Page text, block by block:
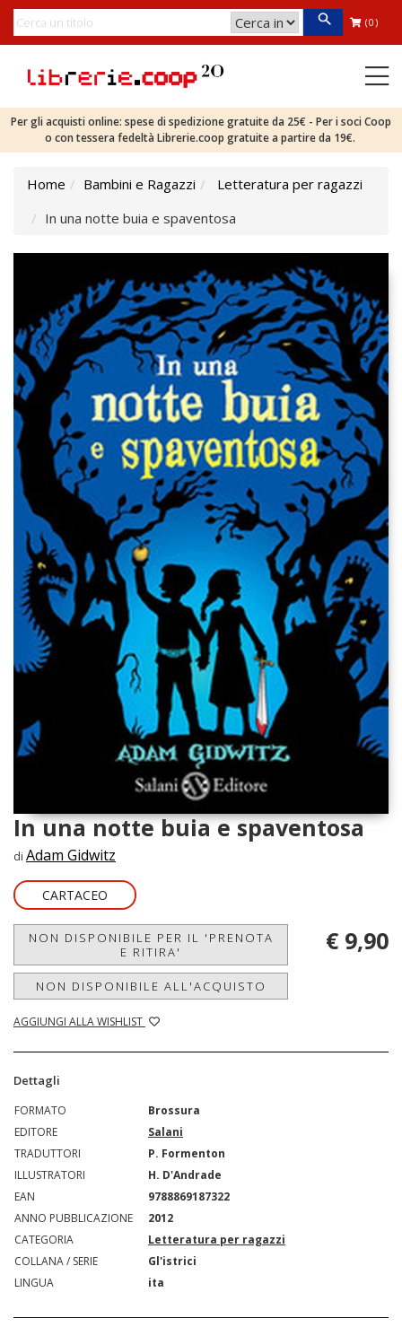
(0)
Per gli acquisti online: spese di spedizione gratuite da 25€ - Per i soci Coop
o con tessera fedeltà Librerie.coop gratuite a partire da 19€.
Home Bambini e Ragazzi
Letteratura per ragazzi
In una notte buia e spaventosa
In una notte buia e spaventosa
di Adam Gidwitz
CARTACEO
NON DISPONIBILE PER IL 'PRENOTA
E RITIRA'
NON DISPONIBILE ALL'ACQUISTO
AGGIUNGI ALLA WISHLIST
€ 9,90
Dettagli
FORMATO
Brossura
EDITORE
Salani
TRADUTTORI
P. Formenton
ILLUSTRATORI
H. D'Andrade
EAN
9788869187322
ANNO PUBBLICAZIONE
2012
CATEGORIA
Letteratura per ragazzi
COLLANA / SERIE
Gl'istrici
LINGUA
ita